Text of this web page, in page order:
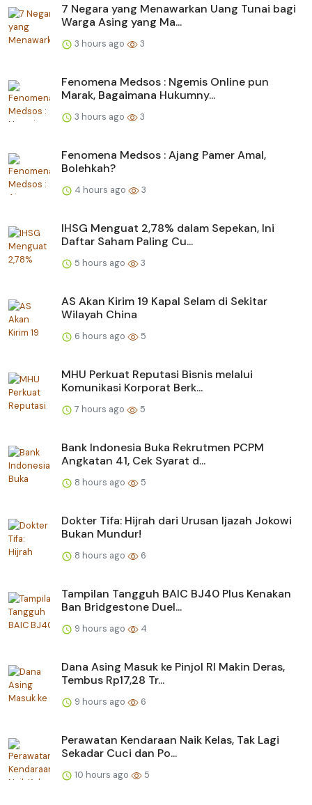
7 Negara yang Menawarkan Uang Tunai bagi
Warga Asing yang Ma...
3 hours ago 3
Fenomena Medsos : Ngemis Online pun
Marak, Bagaimana Hukumny...
3 hours ago 3
Fenomena Medsos : Ajang Pamer Amal,
Bolehkah?
4 hours ago 3
IHSG Menguat 2,78% dalam Sepekan, Ini
Daftar Saham Paling Cu...
5 hours ago 3
AS Akan Kirim 19 Kapal Selam di Sekitar
Wilayah China
6 hours ago 5
MHU Perkuat Reputasi Bisnis melalui
Komunikasi Korporat Berk...
7 hours ago 5
Bank Indonesia Buka Rekrutmen PCPM
Angkatan 41, Cek Syarat d...
8 hours ago 5
Dokter Tifa: Hijrah dari Urusan Ijazah Jokowi
Bukan Mundur!
8 hours ago 6
Tampilan Tangguh BAIC BJ40 Plus Kenakan
Ban Bridgestone Duel...
9 hours ago 4
Dana Asing Masuk ke Pinjol RI Makin Deras,
Tembus Rp17,28 Tr...
9 hours ago 6
Perawatan Kendaraan Naik Kelas, Tak Lagi
Sekadar Cuci dan Po...
10 hours ago 5